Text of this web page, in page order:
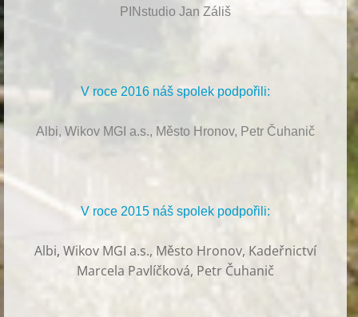
PINstudio Jan Záliš
V roce 2016 náš spolek podpořili:
Albi, Wikov MGI a.s., Město Hronov, Petr Čuhanič
V roce 2015 náš spolek podpořili:
Albi,Wikov MGI a.s., Město Hronov, Kadeřnictví
Marcela Pavlíčková, Petr Čuhanič